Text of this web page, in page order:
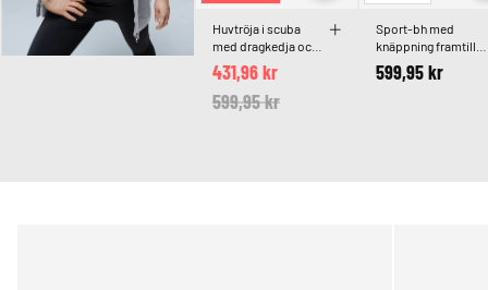
Huvtröja i scuba
med dragkedja och
fickor
Price reduced from
599,95 kr
431,96 kr
Sport-bh med
knäppning framtill
och högt stöd
599,95 kr